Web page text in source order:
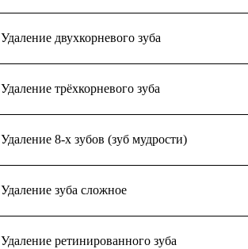
Удаление двухкорневого зуба
Удаление трёхкорневого зуба
Удаление 8-х зубов (зуб мудрости)
Удаление зуба сложное
Удаление ретинированного зуба